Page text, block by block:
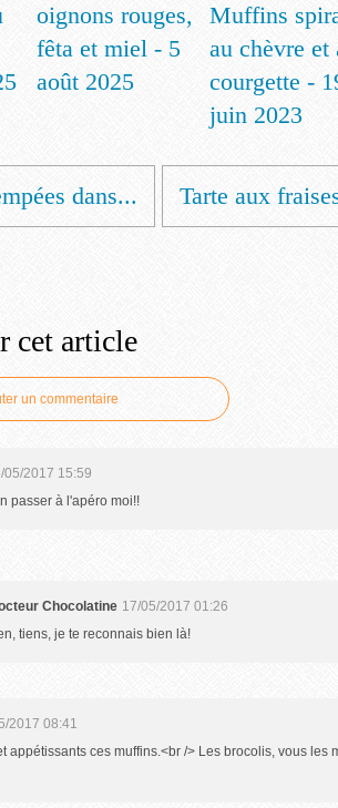
oignons rouges,
fêta et miel - 5
août 2025
Muffins
au chèvre et
courgette -
juin 2023
dans... Tarte aux
cet article
un commentaire
05/2017 15:59
passer à l'apéro moi!!
Chocolatine 17/05/2017 01:26
tiens, je te reconnais bien là!
2017 08:41
appétissants ces muffins.<br /> Les brocolis, vous les